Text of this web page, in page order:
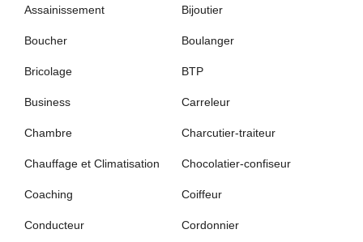
Assainissement Bijoutier
Boucher Boulanger
Bricolage BTP
Business Carreleur
Chambre Charcutier-traiteur
Chauffage et Climatisation Chocolatier-confiseur
Coaching Coiffeur
Conducteur Cordonnier